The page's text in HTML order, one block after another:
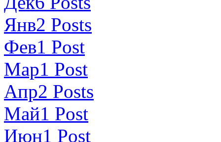
Янв2 Posts
Фев1 Post
Мар1 Post
Апр2 Posts
Май1 Post
Июн1 Post